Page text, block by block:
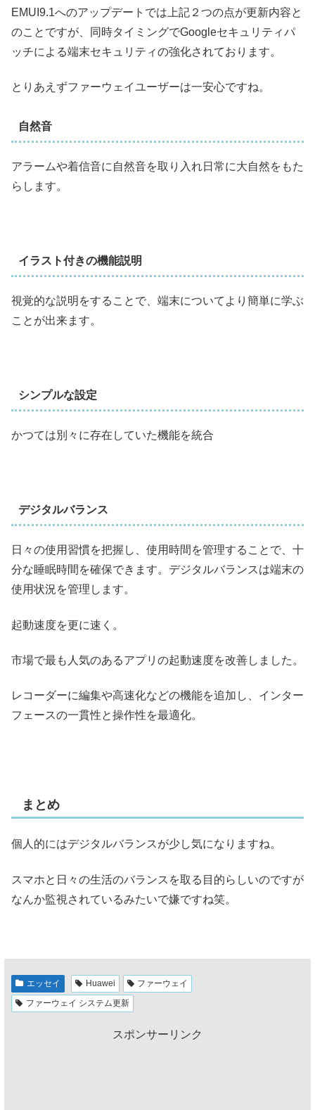
EMUI9.1へのアップデートでは上記２つの点が更新内容と
のことですが、同時タイミングでGoogleセキュリティパ
ッチによる端末セキュリティの強化されております。
とりあえずファーウェイユーザーは一安心ですね。
自然音
アラームや着信音に自然音を取り入れ日常に大自然をもた
らします。
イラスト付きの機能説明
視覚的な説明をすることで、端末についてより簡単に学ぶ
ことが出来ます。
シンプルな設定
かつては別々に存在していた機能を統合
デジタルバランス
日々の使用習慣を把握し、使用時間を管理することで、十
分な睡眠時間を確保できます。デジタルバランスは端末の
使用状況を管理します。
起動速度を更に速く。
市場で最も人気のあるアプリの起動速度を改善しました。
レコーダーに編集や高速化などの機能を追加し、インター
フェースの一貫性と操作性を最適化。
まとめ
個人的にはデジタルバランスが少し気になりますね。
スマホと日々の生活のバランスを取る目的らしいのですが
なんか監視されているみたいで嫌ですね笑。
エッセイ Huawei
ファーウェイ
ファーウェイ システム更新
スポンサーリンク